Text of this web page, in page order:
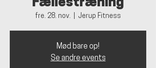
Fællestræning
fre. 28. nov. Jerup Fitness
Mød bare op!
Se andre events